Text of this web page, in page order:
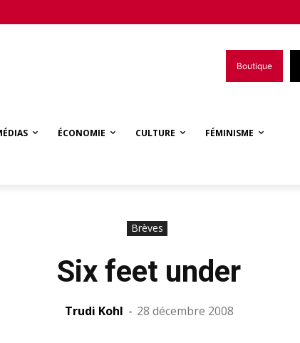
Boutique
ÉCONOMIE CULTURE FÉMINISME
Brèves
Six feet under
Trudi Kohl - 28 décembre 2008